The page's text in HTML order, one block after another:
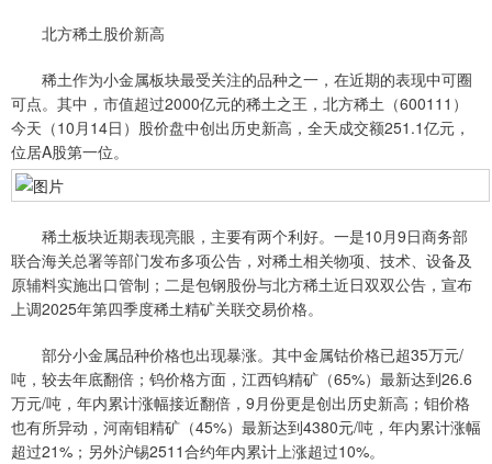
北方稀土股价新高
稀土作为小金属板块最受关注的品种之一，在近期的表现中可圈
可点。其中，市值超过2000亿元的稀土之王，北方稀土（600111）
今天（10月14日）股价盘中创出历史新高，全天成交额251.1亿元，
位居A股第一位。
稀土板块近期表现亮眼，主要有两个利好。一是10月9日商务部
联合海关总署等部门发布多项公告，对稀土相关物项、技术、设备及
原辅料实施出口管制；二是包钢股份与北方稀土近日双双公告，宣布
上调2025年第四季度稀土精矿关联交易价格。
部分小金属品种价格也出现暴涨。其中金属钴价格已超35万元/
吨，较去年底翻倍；钨价格方面，江西钨精矿（65%）最新达到26.6
万元/吨，年内累计涨幅接近翻倍，9月份更是创出历史新高；钼价格
也有所异动，河南钼精矿（45%）最新达到4380元/吨，年内累计涨幅
超过21%；另外沪锡2511合约年内累计上涨超过10%。